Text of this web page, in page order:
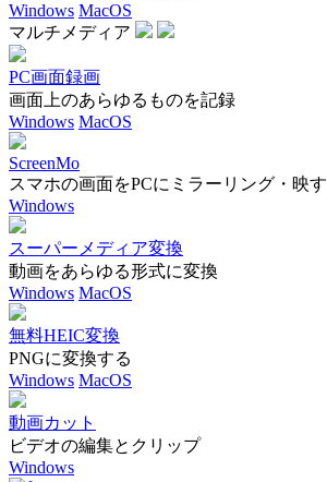
Windows MacOS
マルチメディア
PC画面録画
画面上のあらゆるものを記録
Windows MacOS
ScreenMo
スマホの画面をPCにミラーリング・映す
Windows
スーパーメディア変換
動画をあらゆる形式に変換
Windows MacOS
無料HEIC変換
PNGに変換する
Windows MacOS
動画カット
ビデオの編集とクリップ
Windows